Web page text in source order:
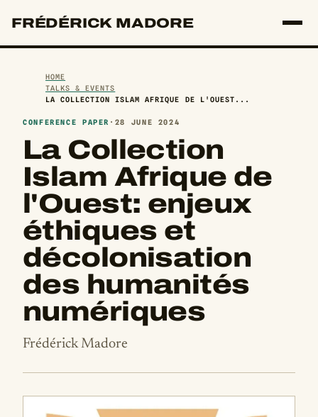
FRÉDÉRICK MADORE
HOME
TALKS & EVENTS
LA COLLECTION ISLAM AFRIQUE DE L'OUEST...
CONFERENCE PAPER · 28 JUNE 2024
La Collection
Islam Afrique de
l'Ouest: enjeux
éthiques et
décolonisation
des humanités
numériques
Frédérick Madore